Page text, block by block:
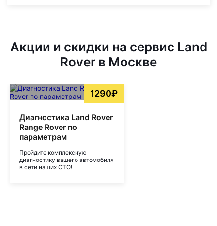
Акции и скидки на сервис Land
Rover в Москве
1290₽
Диагностика Land Rover
Range Rover по
параметрам
Пройдите комплексную
диагностику вашего автомобиля
в сети наших СТО!